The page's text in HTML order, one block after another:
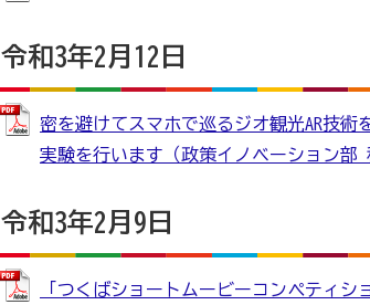
令和3年2月12日
密を避けてスマホで巡るジオ観光AR技
実験を行います（政策イノベーション
令和3年2月9日
「つくばショートムービーコンペティ